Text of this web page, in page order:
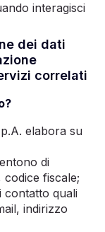
interagisci
dei dati
correlati
elabora su
di
codice fiscale;
contatto quali
indirizzo